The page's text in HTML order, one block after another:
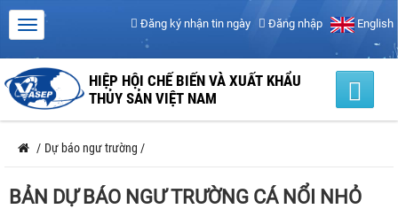
Đăng ký nhận tin ngày Đăng nhập English
HIỆP HỘI CHẾ BIẾN VÀ XUẤT KHẨU
THỦY SẢN VIỆT NAM
/ Dự báo ngư trường /
BẢN DỰ BÁO NGƯ TRƯỜNG CÁ NỔI NHỎ